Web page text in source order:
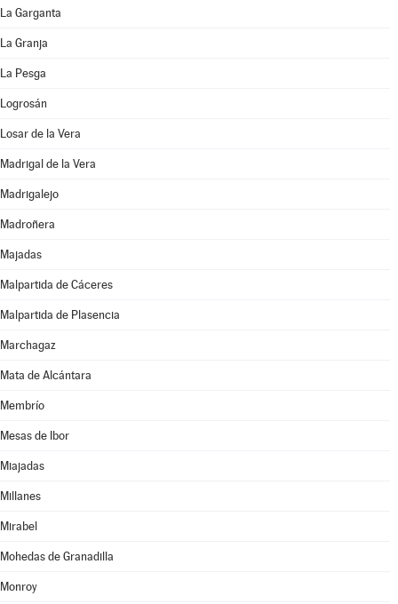
La Garganta
La Granja
La Pesga
Logrosán
Losar de la Vera
Madrigal de la Vera
Madrigalejo
Madroñera
Majadas
Malpartida de Cáceres
Malpartida de Plasencia
Marchagaz
Mata de Alcántara
Membrío
Mesas de Ibor
Miajadas
Millanes
Mirabel
Mohedas de Granadilla
Monroy